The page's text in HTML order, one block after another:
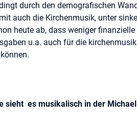
durch den demografischen
auch die Kirchenmusik, unter
heute ab, dass weniger
u.a. auch für die
sieht es musikalisch in der